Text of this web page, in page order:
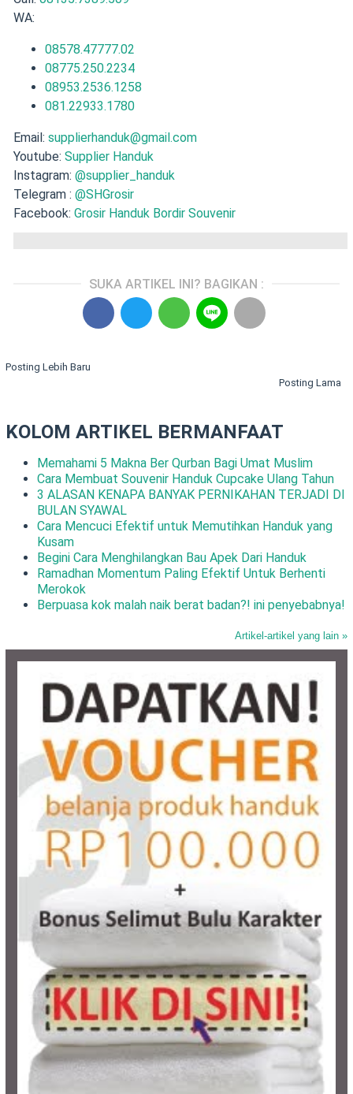
WA:
08578.47777.02
08775.250.2234
08953.2536.1258
081.22933.1780
Email: supplierhanduk@gmail.com
Youtube: Supplier Handuk
Instagram: @supplier_handuk
Telegram : @SHGrosir
Facebook: Grosir Handuk Bordir Souvenir
SUKA ARTIKEL INI? BAGIKAN :
Posting Lebih Baru
Posting Lama
KOLOM ARTIKEL BERMANFAAT
Memahami 5 Makna Ber Qurban Bagi Umat Muslim
Cara Membuat Souvenir Handuk Cupcake Ulang Tahun
3 ALASAN KENAPA BANYAK PERNIKAHAN TERJADI DI
BULAN SYAWAL
Cara Mencuci Efektif untuk Memutihkan Handuk yang
Kusam
Begini Cara Menghilangkan Bau Apek Dari Handuk
Ramadhan Momentum Paling Efektif Untuk Berhenti
Merokok
Berpuasa kok malah naik berat badan?! ini penyebabnya!
Artikel-artikel yang lain »